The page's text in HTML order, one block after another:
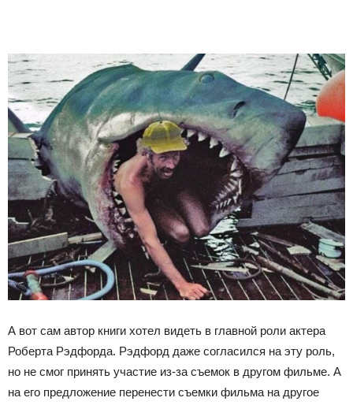
А вот сам автор книги хотел видеть в главной роли актера
Роберта Рэдфорда. Рэдфорд даже согласился на эту роль,
но не смог принять участие из-за съемок в другом фильме. А
на его предложение перенести съемки фильма на другое